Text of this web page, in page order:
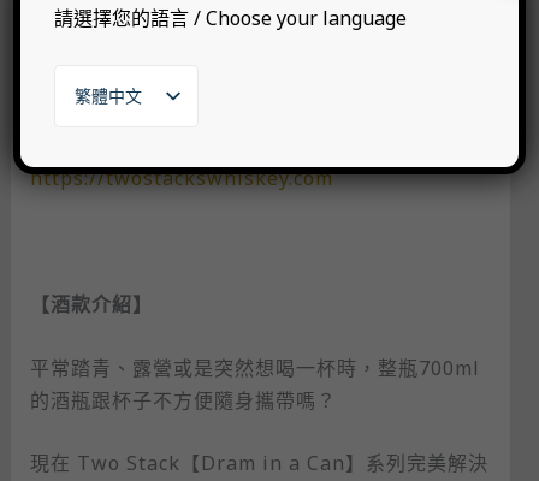
高度複雜度及獨特風格的產品促使消費者能更容易
爾蘭第一的獨立裝瓶商。
https://twostackswhiskey.com
【酒款介紹】
平常踏青、露營或是突然想喝一杯時，整瓶700ml
的酒瓶跟杯子不方便隨身攜帶嗎？
現在 Two Stack【Dram in a Can】系列完美解決
請選擇您的語言 / Choose your language
繁體中文
English
한국어